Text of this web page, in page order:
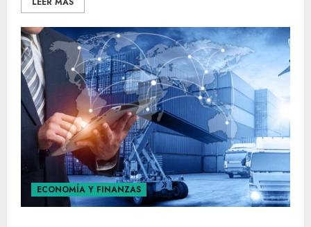
ECONOMÍA Y FINANZAS